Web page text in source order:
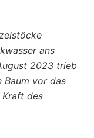
ans
2023 trieb
Baum vor das
Kraft des